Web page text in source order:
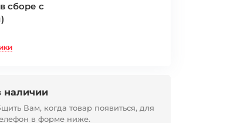
сборе с
наличии
Вам, когда товар появиться, для
в форме ниже.